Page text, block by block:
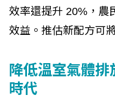
效率還提升 20%，農
效益。推估新配方可
降低溫室氣體
時代